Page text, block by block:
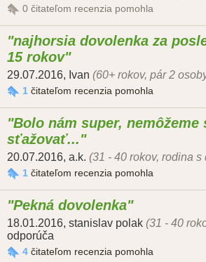
0 čitateľom recenzia pomohla
najhorsia dovolenka za
15 rokov
29.07.2016, Ivan (60+ rokov, pár 2
1 čitateľom recenzia pomohla
Bolo nám super, nemôžeme
sťažovať...
20.07.2016, a.k. (31 - 40 rokov, rodina s
1 čitateľom recenzia pomohla
Pekná dovolenka
18.01.2016, stanislav polak (31 - 40
odporúča
4 čitateľom recenzia pomohla